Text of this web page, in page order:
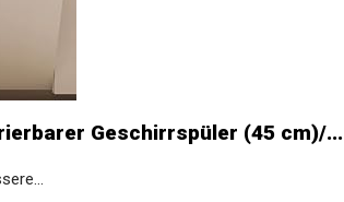
Geschirrspüler (45 cm)/...